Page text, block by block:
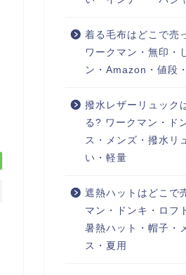
着る毛布はどこで売
ワークマン・無印・
ン・Amazon・値段
撥水レザーリュック
る? ワークマン・ド
ス・メンズ・撥水リ
い・軽量
遮熱ハットはどこで
マン・ドンキ・ロフ
暑熱ハット・帽子・
ス・夏用